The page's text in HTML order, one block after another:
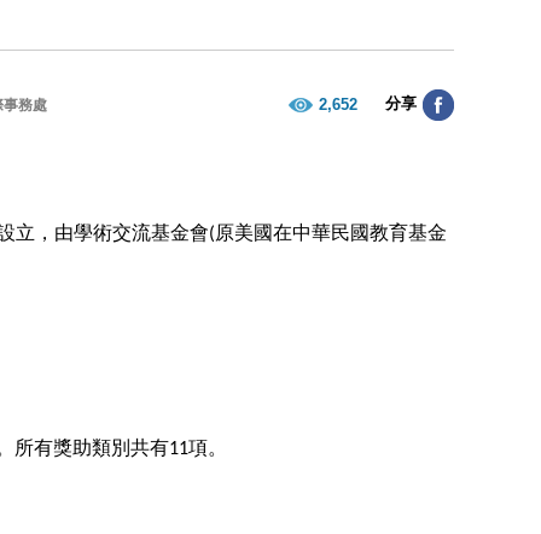
事務處 2,652 分享
立，由學術交流基金會(原美國在中華民國教育基金
所有獎助類別共有11項。